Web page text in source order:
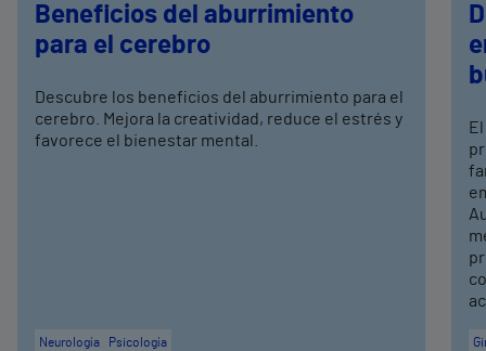
Beneficios del aburrimiento
para el cerebro
Descubre los beneficios del aburrimiento para el
cerebro. Mejora la creatividad, reduce el estrés y
favorece el bienestar mental.
Neurología Psicología